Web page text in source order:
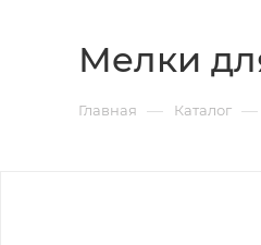
Мелки
Главная — Каталог —